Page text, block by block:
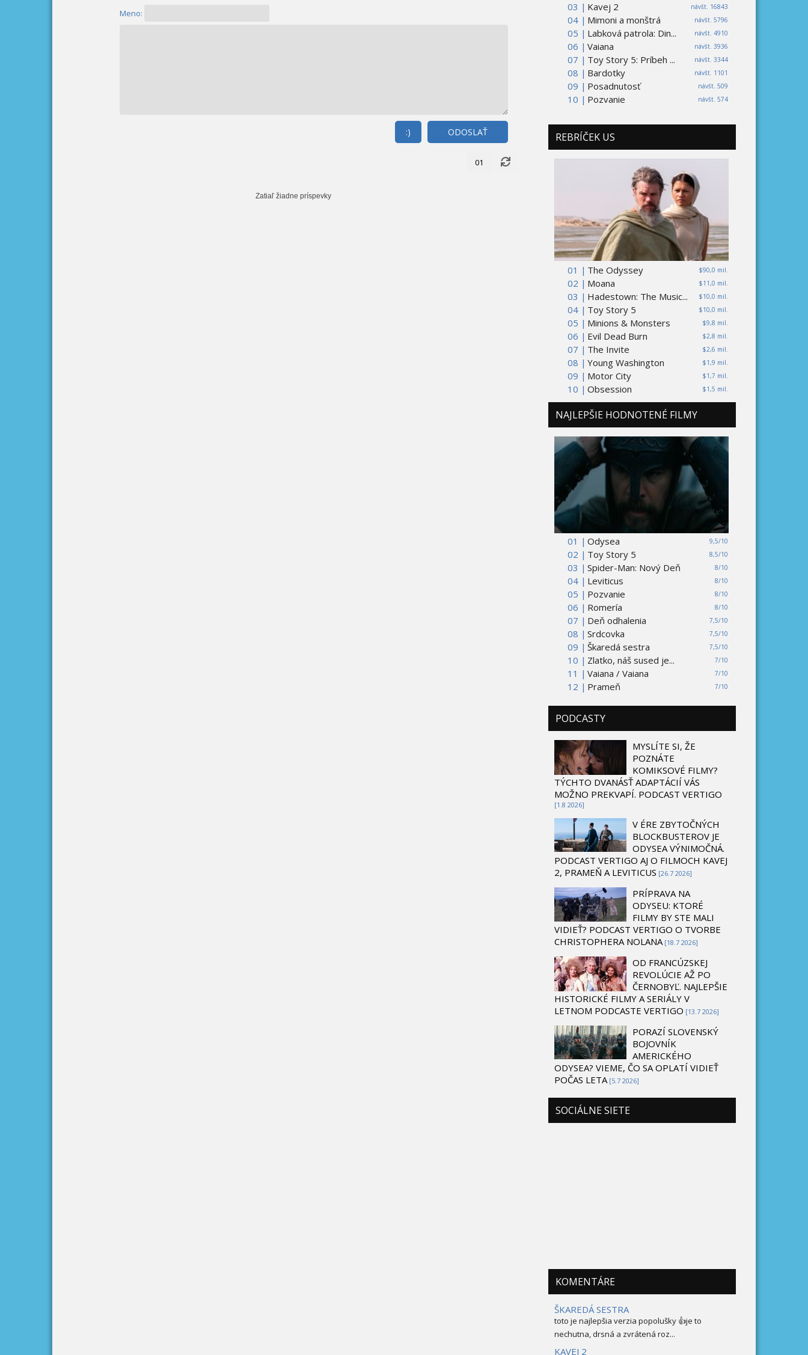
Meno:
ODOSLAŤ
:)
01
Zatiaľ žiadne príspevky
03 |
návšt. 16843
Kavej 2
04 |
návšt. 5796
Mimoni a monštrá
05 |
návšt. 4910
Labková patrola: Din...
06 |
návšt. 3936
Vaiana
07 |
návšt. 3344
Toy Story 5: Príbeh ...
08 |
návšt. 1101
Bardotky
09 |
návšt. 509
Posadnutosť
10 |
návšt. 574
Pozvanie
REBRÍČEK US
01 | $90,0 mil.
The Odyssey
02 |
$11,0 mil.
Moana
03 |
$10,0 mil.
Hadestown: The Music...
04 |
$10,0 mil.
Toy Story 5
05 |
$9,8 mil.
Minions & Monsters
06 |
$2,8 mil.
Evil Dead Burn
07 |
$2,6 mil.
The Invite
08 |
$1,9 mil.
Young Washington
09 |
$1,7 mil.
Motor City
10 |
$1,5 mil.
Obsession
NAJLEPŠIE HODNOTENÉ FILMY
01 | 9,5/10
Odysea
02 |
8,5/10
Toy Story 5
03 |
8/10
Spider-Man: Nový Deň
04 |
8/10
Leviticus
05 |
8/10
Pozvanie
06 |
8/10
Romería
07 |
7,5/10
Deň odhalenia
08 |
7,5/10
Srdcovka
09 |
7,5/10
Škaredá sestra
10 |
7/10
Zlatko, náš sused je...
11 |
7/10
Vaiana / Vaiana
12 |
7/10
Prameň
PODCASTY
MYSLÍTE SI, ŽE
POZNÁTE
KOMIKSOVÉ FILMY?
TÝCHTO DVANÁSŤ ADAPTÁCIÍ VÁS
MOŽNO PREKVAPÍ. PODCAST VERTIGO
[1.8 2026]
V ÉRE ZBYTOČNÝCH
BLOCKBUSTEROV JE
ODYSEA VÝNIMOČNÁ.
PODCAST VERTIGO AJ O FILMOCH KAVEJ
2, PRAMEŇ A LEVITICUS [26.7 2026]
PRÍPRAVA NA
ODYSEU: KTORÉ
FILMY BY STE MALI
VIDIEŤ? PODCAST VERTIGO O TVORBE
CHRISTOPHERA NOLANA [18.7 2026]
OD FRANCÚZSKEJ
REVOLÚCIE AŽ PO
ČERNOBYĽ. NAJLEPŠIE
HISTORICKÉ FILMY A SERIÁLY V
LETNOM PODCASTE VERTIGO [13.7 2026]
PORAZÍ SLOVENSKÝ
BOJOVNÍK
AMERICKÉHO
ODYSEA? VIEME, ČO SA OPLATÍ VIDIEŤ
POČAS LETA [5.7 2026]
SOCIÁLNE SIETE
KOMENTÁRE
ŠKAREDÁ SESTRA
toto je najlepšia verzia popolušky 👍je to
nechutna, drsná a zvrátená roz...
KAVEJ 2